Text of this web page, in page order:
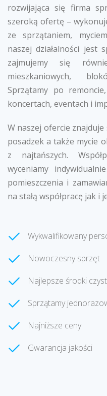
rozwijająca się firma
szeroką ofertę –
ze sprzątaniem,
naszej działalności
zajmujemy się
mieszkaniowych,
Sprzątamy po
koncertach, eventach i
W naszej ofercie znajduje
posadzek a także mycie
z najtańszych.
wyceniamy
pomieszczenia i
na stałą współpracę jak
Wykwalifikowany
Nowoczesny sprzęt
Najlepsze środki
Sprzątamy
Najniższe ceny
Gwarancja jakości